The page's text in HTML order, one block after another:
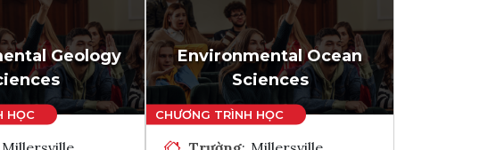
Geology
Environmental Ocean
Sciences